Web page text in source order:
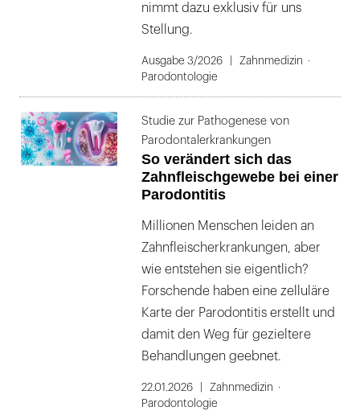
nimmt dazu exklusiv für uns
Stellung.
Ausgabe 3/2026
Zahnmedizin
Parodontologie
Studie zur Pathogenese von
Parodontalerkrankungen
So verändert sich das
Zahnfleischgewebe bei einer
Parodontitis
Millionen Menschen leiden an
Zahnfleischerkrankungen, aber
wie entstehen sie eigentlich?
Forschende haben eine zelluläre
Karte der Parodontitis erstellt und
damit den Weg für gezieltere
Behandlungen geebnet.
22.01.2026
Zahnmedizin
Parodontologie